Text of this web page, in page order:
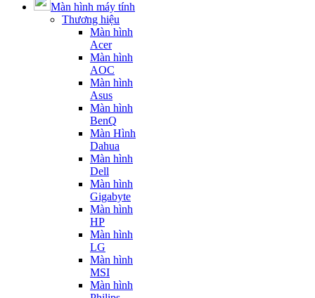
Màn hình máy tính
Thương hiệu
Màn hình
Acer
Màn hình
AOC
Màn hình
Asus
Màn hình
BenQ
Màn Hình
Dahua
Màn hình
Dell
Màn hình
Gigabyte
Màn hình
HP
Màn hình
LG
Màn hình
MSI
Màn hình